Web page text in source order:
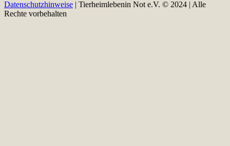
Datenschutzhinweise | Tierheimlebenin Not e.V. © 2024 | Alle
Rechte vorbehalten